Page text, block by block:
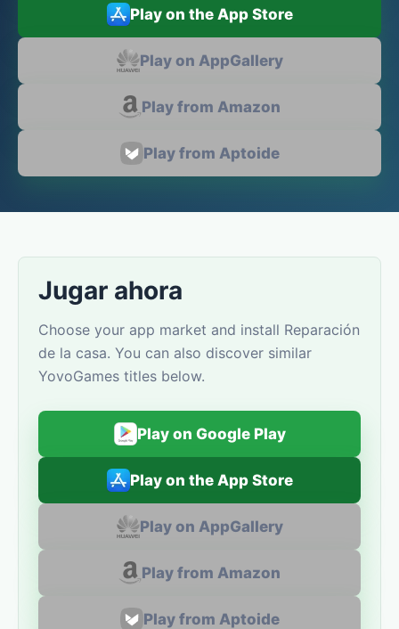
Play on the App Store
Play on AppGallery
Play from Amazon
Play from Aptoide
Jugar ahora
Choose your app market and install Reparación
de la casa. You can also discover similar
YovoGames titles below.
Play on Google Play
Play on the App Store
Play on AppGallery
Play from Amazon
Play from Aptoide